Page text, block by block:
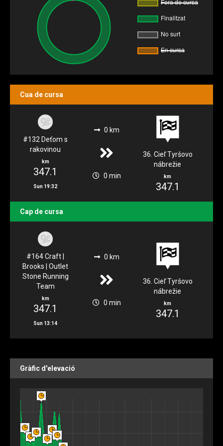
Cua de cursa
#132 Deťom s
rakovinou
km
347.1
Sun 19:32
0 km
0 min
36. Cieľ Tyršovo
nábrežie
km
347.1
Cap de cursa
#164 Craft |
Brooks | Outlet
Stone Running
Team
km
347.1
Sun 13:14
0 km
0 min
36. Cieľ Tyršovo
nábrežie
km
347.1
Gràfic d'elevació